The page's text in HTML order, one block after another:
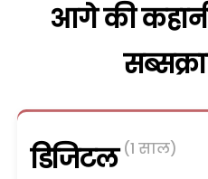
आगे की
डिजिटल (1 साल)